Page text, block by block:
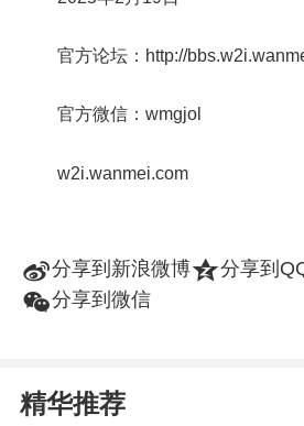
官方论坛：http://
官方微信：wmgjol
w2i.wanmei.com
t分享到新浪微博z分享到
w分享到微信
精华推荐